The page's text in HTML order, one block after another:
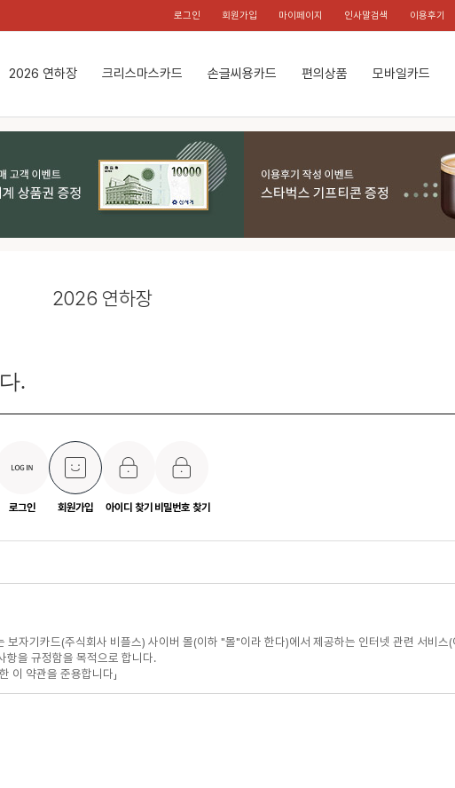
로그인 회원가입 마이페이지 인사말검색 이용후기
2026 연하장 크리스마스카드 손글씨용카드 편의상품 모바일카드
2026 연하장
.
로그인 회원가입 아이디 찾기 비밀번호 찾기